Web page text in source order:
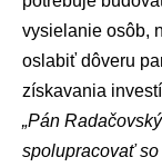
vysielanie osôb,
oslabiť dôveru
získavania
„Pán
spolupracovať